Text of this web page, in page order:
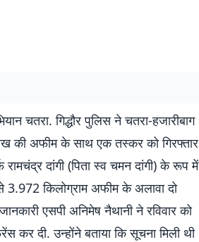
चतरा. गिद्धौर पुलिस ने चतरा-हजारीबाग
अफीम के साथ एक तस्कर को गिरफ्तार
रामचंद्र दांगी (पिता स्व चमन दांगी) के रूप में
किलोग्राम अफीम के अलावा दो
एसपी अनिमेष नैथानी ने रविवार को
कर दी. उन्होंने बताया कि सूचना मिली थी